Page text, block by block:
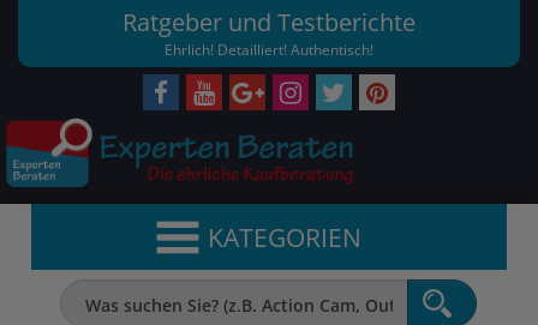
Ratgeber und Testberichte
Ehrlich! Detailliert! Authentisch!
KATEGORIEN